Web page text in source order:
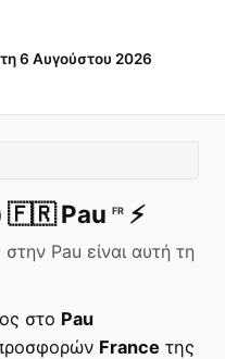
6 Αυγούστου 2026
🇫🇷 Pau FR ⚡️
Pau είναι αυτή τη
στο Pau
France της